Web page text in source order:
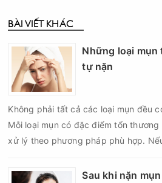
BÀI VIẾT KHÁC
Những loại mụn
tự nặn
Không phải tất cả các loại mụn đều
Mỗi loại mụn có đặc điểm tổn
xử lý theo phương pháp phù hợp.
nên nghiêm trọng hơn, làm tăng
Sau khi nặn